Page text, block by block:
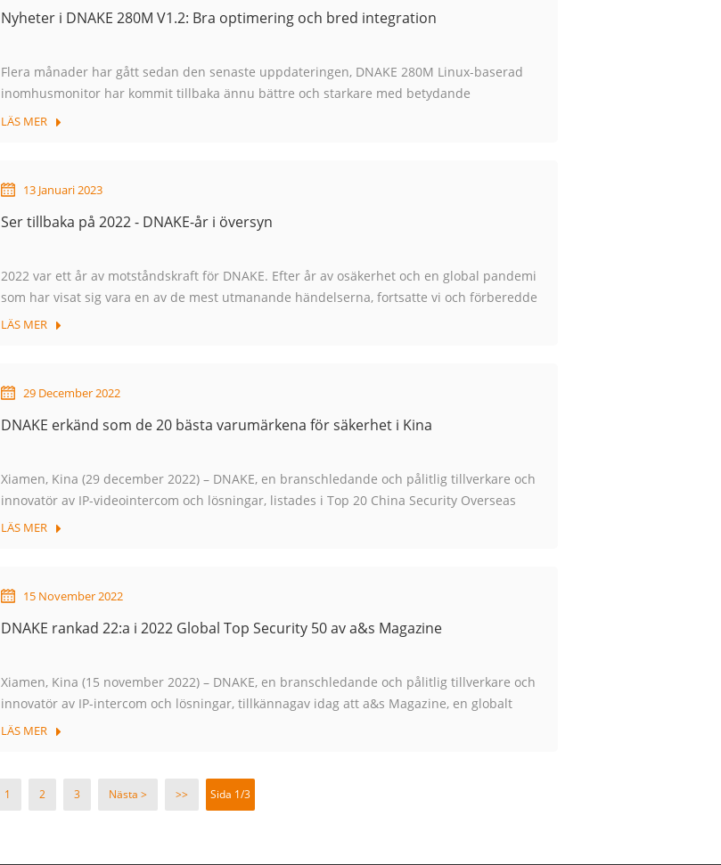
Nyheter i DNAKE 280M V1.2: Bra optimering och bred integration
Flera månader har gått sedan den senaste uppdateringen, DNAKE 280M Linux-baserad
inomhusmonitor har kommit tillbaka ännu bättre och starkare med betydande
förbättringar av säkerhet, integritet och användarupplevelse, vilket gör den till en ännu
LÄS MER
13 Januari 2023
Ser tillbaka på 2022 - DNAKE-år i översyn
2022 var ett år av motståndskraft för DNAKE. Efter år av osäkerhet och en global pandemi
som har visat sig vara en av de mest utmanande händelserna, fortsatte vi och förberedde
oss för att ta itu med det som väntade. Vi har satt oss in i 2023 nu. Vad bättre...
LÄS MER
29 December 2022
DNAKE erkänd som de 20 bästa varumärkena för säkerhet i Kina
Xiamen, Kina (29 december 2022) – DNAKE, en branschledande och pålitlig tillverkare och
innovatör av IP-videointercom och lösningar, listades i Top 20 China Security Overseas
Brands-rankingen av a&s magazine, en globalt känd ...
LÄS MER
15 November 2022
DNAKE rankad 22:a i 2022 Global Top Security 50 av a&s Magazine
Xiamen, Kina (15 november 2022) – DNAKE, en branschledande och pålitlig tillverkare och
innovatör av IP-intercom och lösningar, tillkännagav idag att a&s Magazine, en globalt
känd omfattande säkerhetsindustriplattform, har placerat ...
LÄS MER
1 2 3 Nästa > >> Sida 1/3